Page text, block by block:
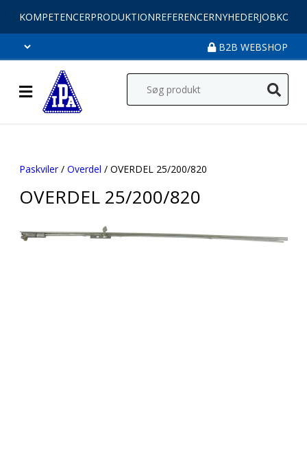
KOMPETENCERPRODUKTIONREFERENCERNYHEDERJOB
B2B WEBSHOP
Paskviler/ Overdel / OVERDEL 25/200/820
OVERDEL 25/200/820